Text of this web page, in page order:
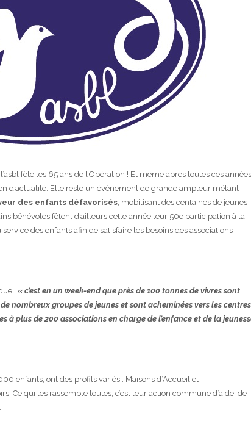
fête les 65 ans de l’Opération ! Et même après toutes ces
d’actualité. Elle reste un événement de grande ampleur mêlant
des enfants défavorisés, mobilisant des centaines de jeunes
bénévoles fêtent d’ailleurs cette année leur 50e participation à la
des enfants afin de satisfaire les besoins des associations
: « c’est en un week-end que près de 100 tonnes de vivres sont
nombreux groupes de jeunes et sont acheminées vers les centres
à plus de 200 associations en charge de l’enfance et de la
enfants, ont des profils variés : Maisons d’Accueil et
Ce qui les rassemble toutes, c’est leur action commune d’aide, de